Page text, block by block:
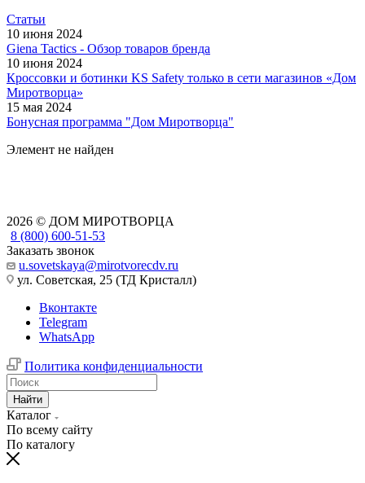
Статьи
10 июня 2024
Giena Tactics - Обзор товаров бренда
10 июня 2024
Кроссовки и ботинки KS Safety только в сети магазинов «Дом
Миротворца»
15 мая 2024
Бонусная программа "Дом Миротворца"
Элемент не найден
2026 © ДОМ МИРОТВОРЦА
8 (800) 600-51-53
Заказать звонок
u.sovetskaya@mirotvorecdv.ru
ул. Советская, 25 (ТД Кристалл)
Вконтакте
Telegram
WhatsApp
Политика конфиденциальности
Найти
Каталог
По всему сайту
По каталогу